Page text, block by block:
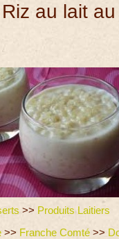
au lait
>> Produits Laitiers
>> Franche Comté >>